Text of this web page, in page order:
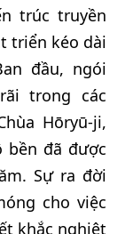
trúc truyền
triển kéo dài
đầu, ngói
trong các
Hōryū-ji,
bền đã được
Sự ra đời
cho việc
khắc nghiệt